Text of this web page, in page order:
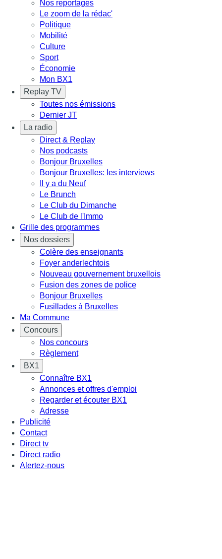
Nos reportages
Le zoom de la rédac'
Politique
Mobilité
Culture
Sport
Économie
Mon BX1
Replay TV
Toutes nos émissions
Dernier JT
La radio
Direct & Replay
Nos podcasts
Bonjour Bruxelles
Bonjour Bruxelles: les interviews
Il y a du Neuf
Le Brunch
Le Club du Dimanche
Le Club de l'Immo
Grille des programmes
Nos dossiers
Colère des enseignants
Foyer anderlechtois
Nouveau gouvernement bruxellois
Fusion des zones de police
Bonjour Bruxelles
Fusillades à Bruxelles
Ma Commune
Concours
Nos concours
Règlement
BX1
Connaître BX1
Annonces et offres d'emploi
Regarder et écouter BX1
Adresse
Publicité
Contact
Direct tv
Direct radio
Alertez-nous